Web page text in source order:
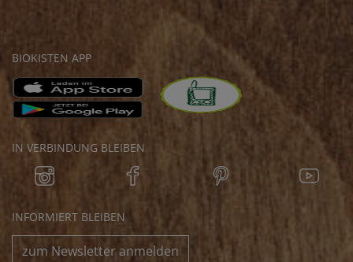
BIOKISTEN APP
IN VERBINDUNG BLEIBEN
INFORMIERT BLEIBEN
zum Newsletter anmelden